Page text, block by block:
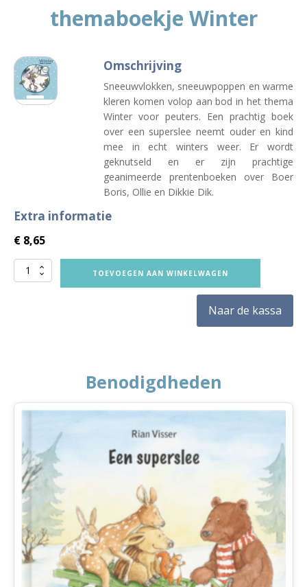
themaboekje Winter
Omschrijving
Sneeuwvlokken, sneeuwpoppen en warme
kleren komen volop aan bod in het thema
Winter voor peuters. Een prachtig boek
over een superslee neemt ouder en kind
mee in echt winters weer. Er wordt
geknutseld en er zijn prachtige
geanimeerde prentenboeken over Boer
Boris, Ollie en Dikkie Dik.
Extra informatie
€ 8,65
VVE
Thuis
TOEVOEGEN AAN WINKELWAGEN
Naar de kassa
Benodigdheden